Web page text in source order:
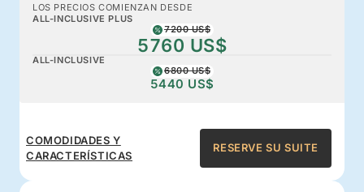
LOS PRECIOS COMIENZAN DESDE
ALL-INCLUSIVE PLUS
7200 US$
5760 US$
ALL-INCLUSIVE
6800 US$
5440 US$
COMODIDADES Y
CARACTERÍSTICAS
RESERVE SU SUITE